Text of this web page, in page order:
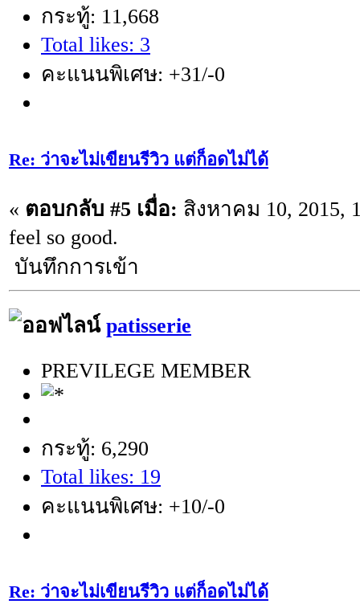
กระทู้: 11,668
Total likes: 3
คะแนนพิเศษ: +31/-0
Re: ว่าจะไม่เขียนรีวิว แต่ก็อดไม่ได้
« ตอบกลับ #5 เมื่อ: สิงหาคม 10, 2015,
feel so good.
บันทึกการเข้า
patisserie
PREVILEGE MEMBER
กระทู้: 6,290
Total likes: 19
คะแนนพิเศษ: +10/-0
Re: ว่าจะไม่เขียนรีวิว แต่ก็อดไม่ได้